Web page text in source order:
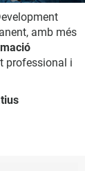
amb més
professional i